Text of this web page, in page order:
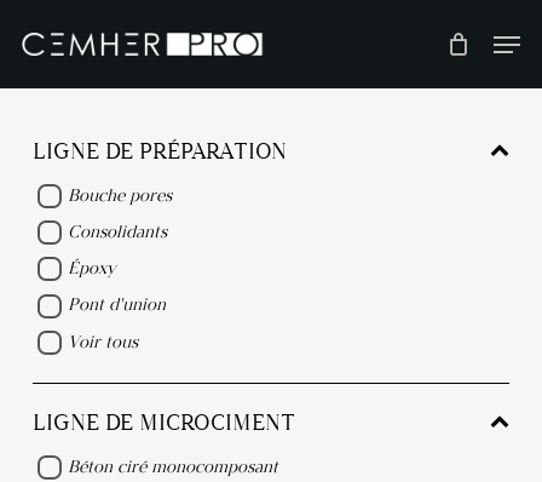
main
LIGNE DE PRÉPARATION
Bouche pores
Consolidants
Époxy
Pont d'union
Voir tous
LIGNE DE MICROCIMENT
Béton ciré monocomposant